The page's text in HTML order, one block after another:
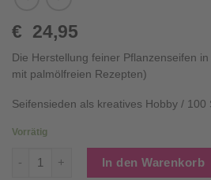
€ 24,95
Die Herstellung feiner Pflanzenseifen
mit palmölfreien Rezepten)
Seifensieden als kreatives Hobby / 100
Vorrätig
Naturseife, das reine Vergnügen -
In den Warenkorb